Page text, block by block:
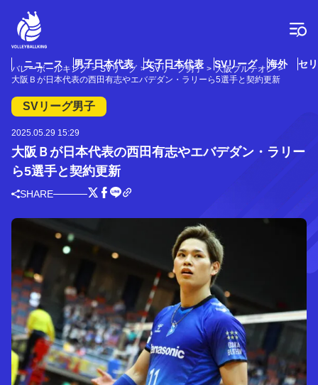
ニュース 男子日本代表 女子日本代表 SVリーグ 海外 セ
バレーボールキング SVリーグ SVリーグ男子
大阪ブルテオン
大阪Ｂが日本代表の西田有志やエバデダン・ラリーら5選手と契約更新
SVリーグ男子
2025.05.29 15:29
大阪Ｂが日本代表の西田有志やエバデダン・ラリー
ら5選手と契約更新
SHARE